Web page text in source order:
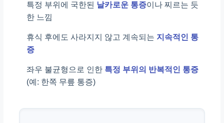
특정 부위에 국한된 날카로운 통증이나 찌르는 듯
한 느낌
휴식 후에도 사라지지 않고 계속되는 지속적인 통
증
좌우 불균형으로 인한 특정 부위의 반복적인 통증
(예: 한쪽 무릎 통증)